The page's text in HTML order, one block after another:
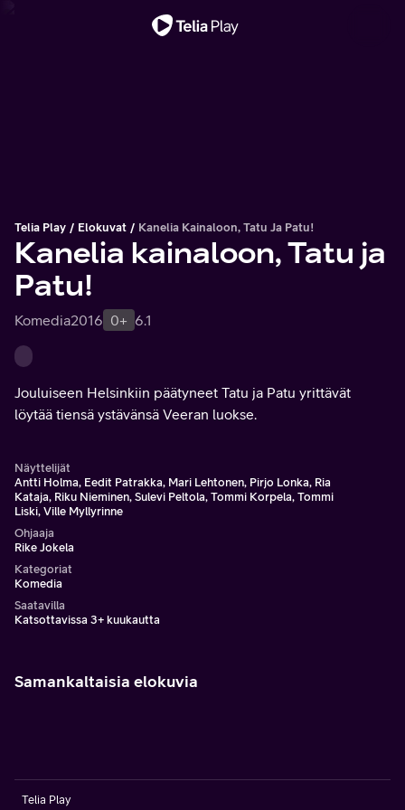
Telia Play Elokuvat Kanelia Kainaloon, Tatu Ja Patu!
Kanelia kainaloon, Tatu ja
Patu!
Komedia2016 0+ 6.1
Jouluiseen Helsinkiin päätyneet Tatu ja Patu yrittävät
löytää tiensä ystävänsä Veeran luokse.
Näyttelijät
Antti Holma, Eedit Patrakka, Mari Lehtonen, Pirjo Lonka, Ria
Kataja, Riku Nieminen, Sulevi Peltola, Tommi Korpela, Tommi
Liski, Ville Myllyrinne
Ohjaaja
Rike Jokela
Kategoriat
Komedia
Saatavilla
Katsottavissa 3+ kuukautta
Samankaltaisia elokuvia
Telia Play